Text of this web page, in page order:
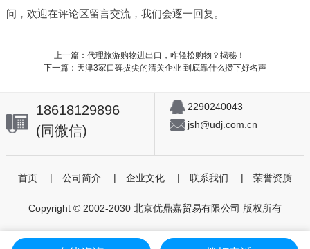
问，欢迎在评论区留言交流，我们会逐一回复。
上一篇：代理旅游购物进出口，咋轻松购物？揭秘！
下一篇：天津3家口碑拔尖的清关企业 到底靠什么攒下好名声
18618129896
(同微信)
2290240043
jsh@udj.com.cn
首页 | 公司简介 | 企业文化 | 联系我们 | 荣誉资质
Copyright © 2002-2030 北京优鼎嘉贸易有限公司 版权所有